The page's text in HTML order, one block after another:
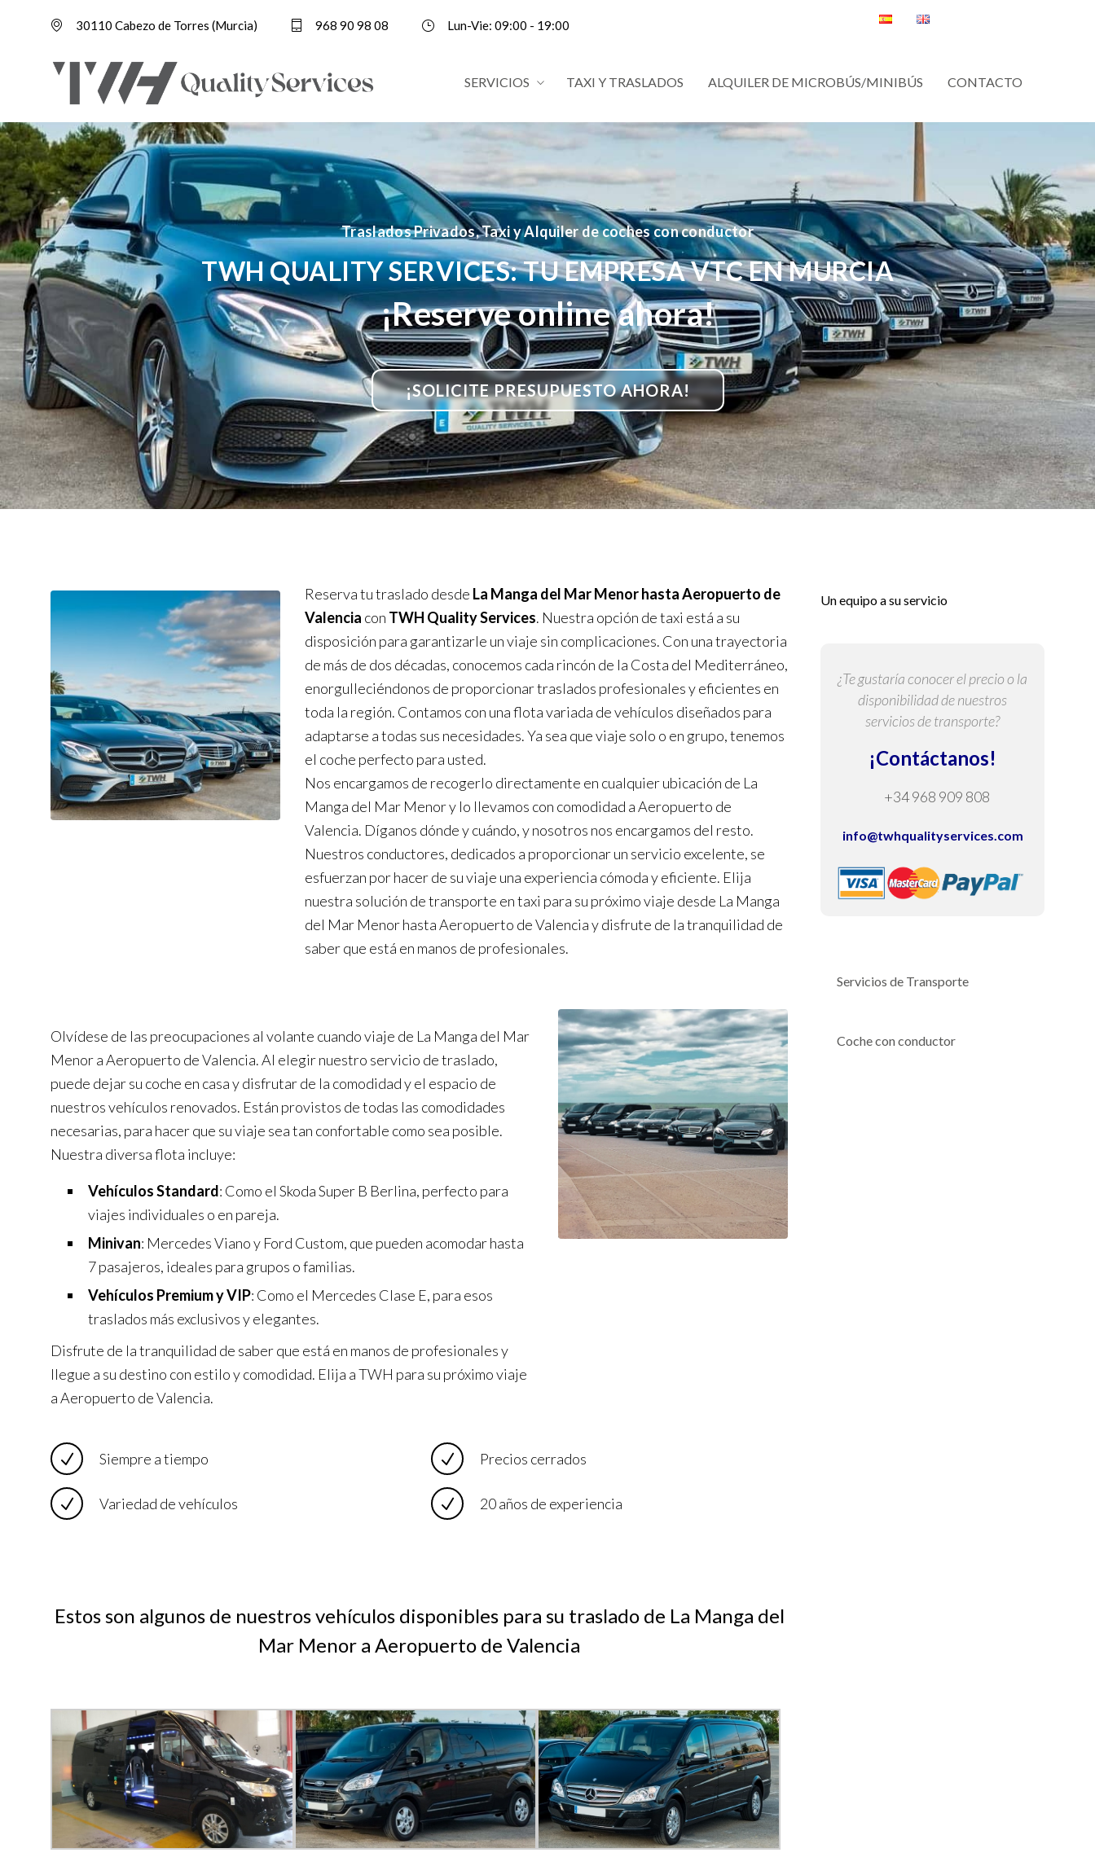
30110 Cabezo de Torres (Murcia) 968 90 98 08 Lun-Vie: 09:00 - 19:00
SERVICIOS TAXI Y TRASLADOS ALQUILER DE MICROBÚS/MINIBÚS CONTACTO
Traslados Privados, Taxi y Alquiler de coches con conductor
TWH QUALITY SERVICES: TU EMPRESA VTC EN MURCIA
¡Reserve online ahora!
¡SOLICITE PRESUPUESTO AHORA!
Reserva tu traslado desde La Manga del Mar Menor hasta Aeropuerto de
Valencia con TWH Quality Services. Nuestra opción de taxi está a su
disposición para garantizarle un viaje sin complicaciones. Con una trayectoria
de más de dos décadas, conocemos cada rincón de la Costa del Mediterráneo,
enorgulleciéndonos de proporcionar traslados profesionales y eficientes en
toda la región. Contamos con una flota variada de vehículos diseñados para
adaptarse a todas sus necesidades. Ya sea que viaje solo o en grupo, tenemos
el coche perfecto para usted.
Nos encargamos de recogerlo directamente en cualquier ubicación de La
Manga del Mar Menor y lo llevamos con comodidad a Aeropuerto de
Valencia. Díganos dónde y cuándo, y nosotros nos encargamos del resto.
Nuestros conductores, dedicados a proporcionar un servicio excelente, se
esfuerzan por hacer de su viaje una experiencia cómoda y eficiente. Elija
nuestra solución de transporte en taxi para su próximo viaje desde La Manga
del Mar Menor hasta Aeropuerto de Valencia y disfrute de la tranquilidad de
saber que está en manos de profesionales.
Olvídese de las preocupaciones al volante cuando viaje de La Manga del Mar
Menor a Aeropuerto de Valencia. Al elegir nuestro servicio de traslado,
puede dejar su coche en casa y disfrutar de la comodidad y el espacio de
nuestros vehículos renovados. Están provistos de todas las comodidades
necesarias, para hacer que su viaje sea tan confortable como sea posible.
Nuestra diversa flota incluye:
Vehículos Standard: Como el Skoda Super B Berlina, perfecto para
viajes individuales o en pareja.
Minivan: Mercedes Viano y Ford Custom, que pueden acomodar hasta
7 pasajeros, ideales para grupos o familias.
Vehículos Premium y VIP: Como el Mercedes Clase E, para esos
traslados más exclusivos y elegantes.
Disfrute de la tranquilidad de saber que está en manos de profesionales y
llegue a su destino con estilo y comodidad. Elija a TWH para su próximo viaje
a Aeropuerto de Valencia.
Siempre a tiempo
Variedad de vehículos
Precios cerrados
20 años de experiencia
Estos son algunos de nuestros vehículos disponibles para su traslado de La Manga del
Mar Menor a Aeropuerto de Valencia
Un equipo a su servicio
¿Te gustaría conocer el precio o la
disponibilidad de nuestros
servicios de transporte?
¡Contáctanos!
+34 968 909 808
info@twhqualityservices.com
Servicios de Transporte
Coche con conductor